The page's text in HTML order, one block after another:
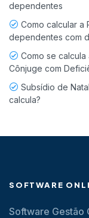
dependentes
Como calcular a
dependentes com
Como se
Cônjuge com
Subsídio de
calcula?
SOFTWARE
Software Gestão